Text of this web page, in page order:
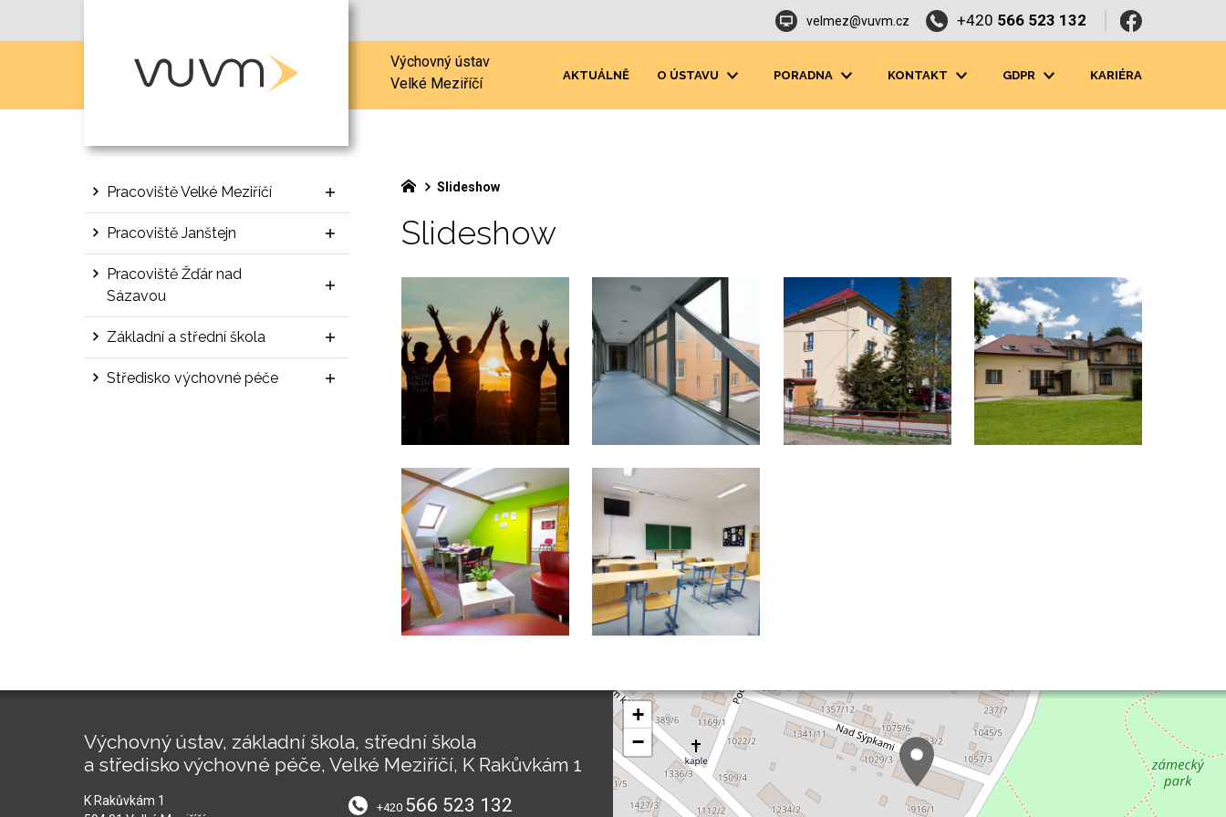
Výchovný ústav
Velké Meziříčí
velmez@vuvm.cz +420 566 523 132
AKTUÁLNĚ O ÚSTAVU PORADNA KONTAKT GDPR KARIÉRA
Pracoviště Velké Meziříčí
Pracoviště Janštejn
Pracoviště Žďár nad
Sázavou
Základní a střední škola
Středisko výchovné péče
Slideshow
Slideshow
Výchovný ústav, základní škola, střední škola
a středisko výchovné péče, Velké Meziříčí, K Rakůvkám 1
K Rakůvkám 1
+420 566 523 132
+
−